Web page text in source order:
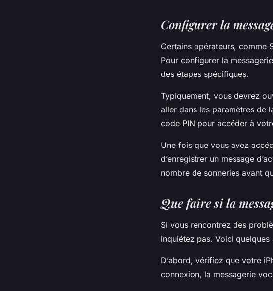
Configurer la
Certains opérateurs, comme
Pour configurer la
des étapes spécifiques.
Typiquement, vous devrez
aller dans les paramètres de
code PIN pour accéder à
Une fois que vous avez
d’enregistrer un message
nombre de sonneries avant
Que faire si la
Si vous rencontrez des
inquiétez pas. Voici
D’abord, vérifiez que votre
connexion, la messagerie